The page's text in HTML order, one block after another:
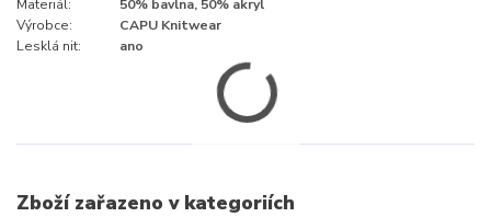
Materiál:
50% bavlna, 50% akryl
Výrobce:
CAPU Knitwear
Lesklá nit:
ano
Zboží zařazeno v kategoriích